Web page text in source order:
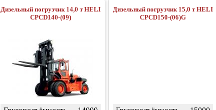
Дизельный погрузчик 14,0 т HELI
CPCD140-(09)
Дизельный погрузчик 15,0 т HELI
CPCD150-(06)G